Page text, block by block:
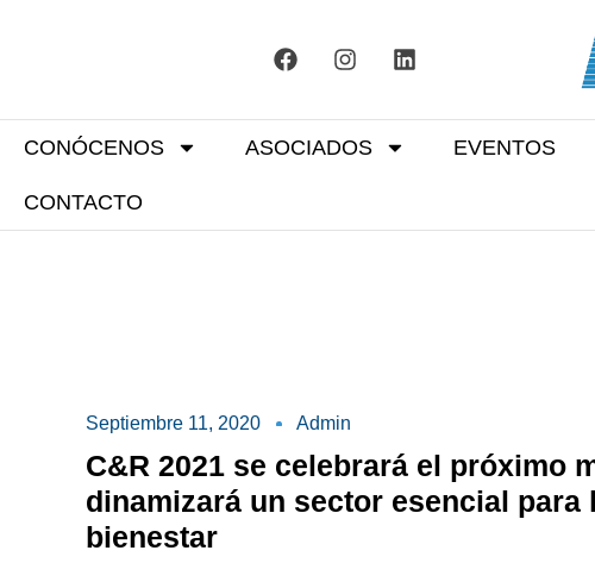
CONÓCENOS ASOCIADOS EVENTOS
CONTACTO
Septiembre 11, 2020 Admin
C&R 2021 se celebrará el próximo
dinamizará un sector esencial para
bienestar